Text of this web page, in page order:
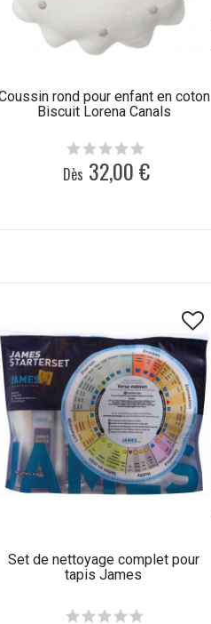
rond pour enfant en coton
Biscuit Lorena Canals
Dès 32,00 €
Set de nettoyage complet pour
tapis James